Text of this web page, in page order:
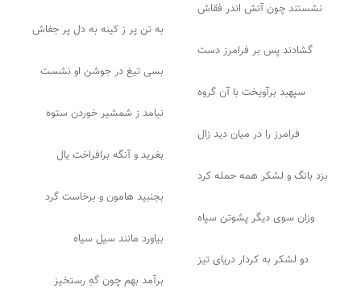
نشستند چون آتش اندر فقاش
به تن پر ز کینه به دل پر جفاش
گشادند پس بر فرامرز دست
بسی تیغ در جوشن او نشست
سپهبد برآویخت با آن گروه
نیامد ز شمشیر خوردن ستوه
فرامرز را در میان دید زال
بغرید و آنگه برافراخت یال
بزد بانگ و لشکر همه حمله کرد
بجنبید هامون و برخاست گرد
وزان سوی دیگر پشوتن سپاه
بیاورد مانند سیل سیاه
دو لشکر به کردار دریای تیز
برآمد بهم چون گهِ رستخیز